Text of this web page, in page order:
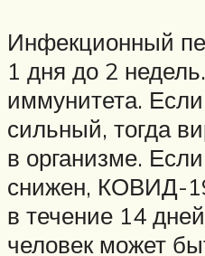
Инфекционный
1 дня до 2
иммунитета.
сильный, тогда
в организме.
снижен, КОВИД-
в течение 14
человек может